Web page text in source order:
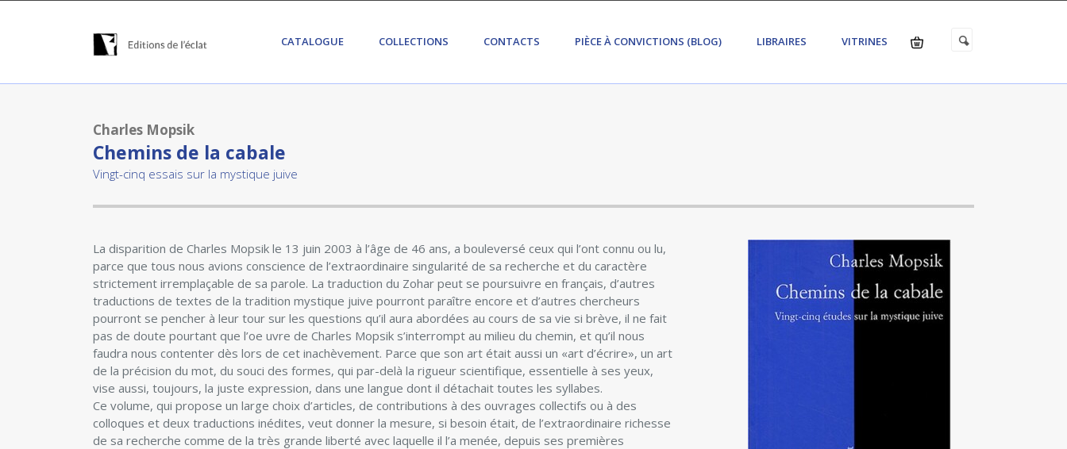
CATALOGUE COLLECTIONS CONTACTS PIÈCE À CONVICTIONS (BLOG) LIBRAIRES VITRINES
Charles Mopsik
Chemins de la cabale
Vingt-cinq essais sur la mystique juive
La disparition de Charles Mopsik le 13 juin 2003 à l’âge de 46 ans, a bouleversé ceux qui l’ont connu ou lu,
parce que tous nous avions conscience de l’extraordinaire singularité de sa recherche et du caractère
strictement irremplaçable de sa parole. La traduction du Zohar peut se poursuivre en français, d’autres
traductions de textes de la tradition mystique juive pourront paraître encore et d’autres chercheurs
pourront se pencher à leur tour sur les questions qu’il aura abordées au cours de sa vie si brève, il ne fait
pas de doute pourtant que l’oe uvre de Charles Mopsik s’interrompt au milieu du chemin, et qu’il nous
faudra nous contenter dès lors de cet inachèvement. Parce que son art était aussi un «art d’écrire», un art
de la précision du mot, du souci des formes, qui par-delà la rigueur scientifique, essentielle à ses yeux,
vise aussi, toujours, la juste expression, dans une langue dont il détachait toutes les syllabes.
Ce volume, qui propose un large choix d’articles, de contributions à des ouvrages collectifs ou à des
colloques et deux traductions inédites, veut donner la mesure, si besoin était, de l’extraordinaire richesse
de sa recherche comme de la très grande liberté avec laquelle il l’a menée, depuis ses premières